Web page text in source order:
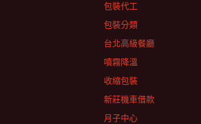
包裝代工
包裝分類
台北高級餐廳
噴霧降溫
收縮包裝
新莊機車借款
月子中心